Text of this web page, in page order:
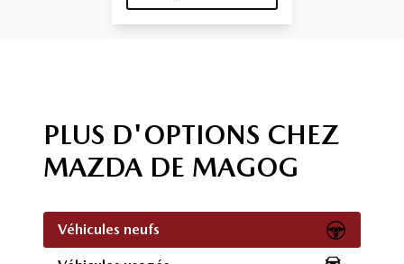
PLUS D'OPTIONS CHEZ
MAZDA DE MAGOG
Véhicules neufs